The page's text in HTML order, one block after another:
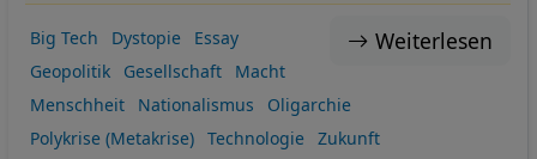
Weiterlesen
Big Tech Dystopie
Essay
Geopolitik
Gesellschaft
Macht
Menschheit
Nationalismus
Oligarchie
Polykrise (Metakrise)
Technologie
Zukunft